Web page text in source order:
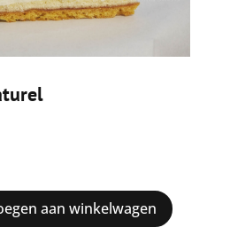
aan winkelwagen